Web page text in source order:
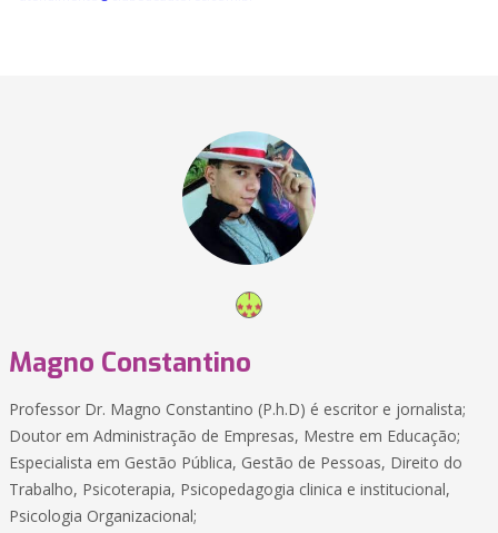
Magno Constantino
Professor Dr. Magno Constantino (P.h.D) é escritor e jornalista;
Doutor em Administração de Empresas, Mestre em Educação;
Especialista em Gestão Pública, Gestão de Pessoas, Direito do
Trabalho, Psicoterapia, Psicopedagogia clinica e institucional,
Psicologia Organizacional;